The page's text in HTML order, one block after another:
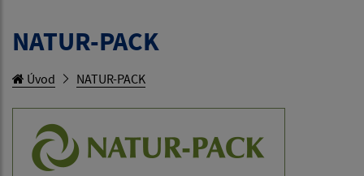
NATUR-PACK
Úvod NATUR-PACK